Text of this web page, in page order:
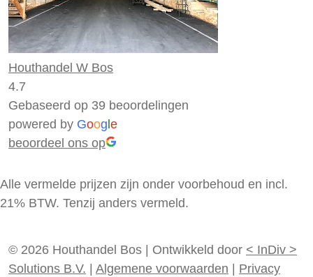
Houthandel W Bos
4.7
Gebaseerd op 39 beoordelingen
powered by Goog e
beoordeel ons op
Alle vermelde prijzen zijn onder voorbehoud en incl.
21% BTW. Tenzij anders vermeld.
© 2026 Houthandel Bos Ontwikkeld door < InDiv >
Solutions B.V.
Algemene voorwaarden Privacy